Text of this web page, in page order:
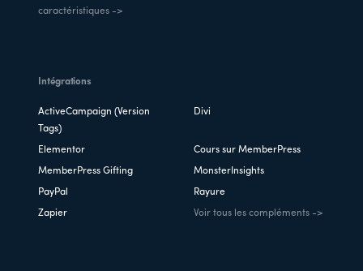
caractéristiques ->
Intégrations
ActiveCampaign (Version
Tags)
Divi
Elementor Cours sur MemberPress
MemberPress Gifting MonsterInsights
PayPal Rayure
Zapier Voir tous les compléments ->